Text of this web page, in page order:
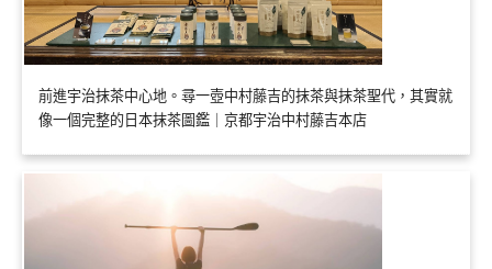
前進宇治抹茶中心地。尋一壺中村藤吉的抹茶與抹茶聖代，其實就
像一個完整的日本抹茶圖鑑｜京都宇治中村藤吉本店